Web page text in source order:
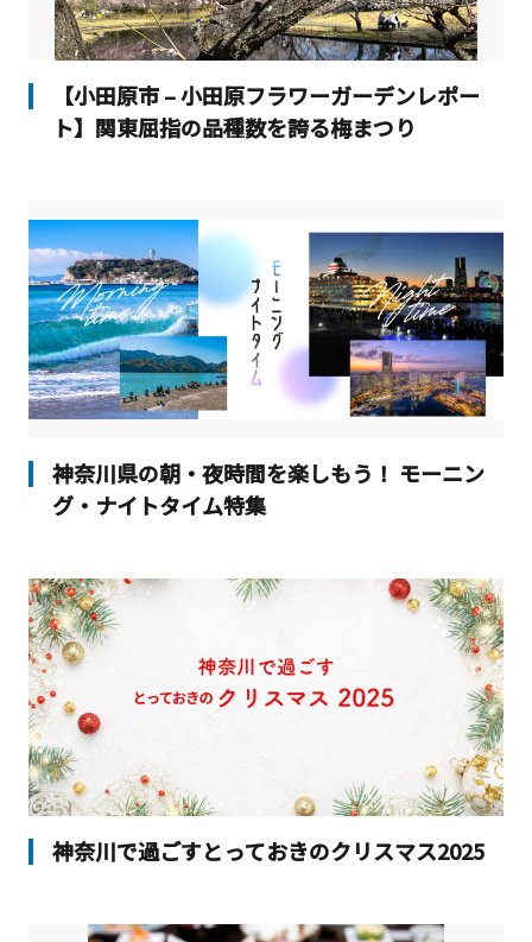
【小田原市 – 小田原フラワーガーデンレポー
ト】関東屈指の品種数を誇る梅まつり
神奈川県の朝・夜時間を楽しもう！ モーニン
グ・ナイトタイム特集
神奈川で過ごすとっておきのクリスマス2025